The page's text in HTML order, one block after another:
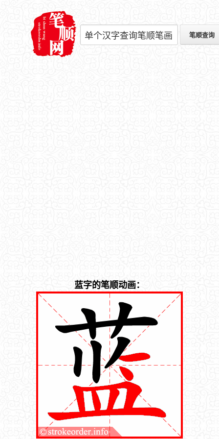
蓝字的笔顺动画：